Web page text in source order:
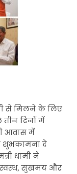
से मिलने के लिए
दिनों में
आवास में
शुभकामना दे
धामी ने
स्वस्थ, सुखमय और